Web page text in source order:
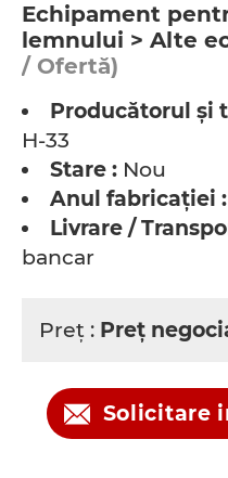
Echipament
lemnului > Alte
/ Ofertă)
Producătorul şi
H-33
Stare : Nou
Anul fabricaţiei :
Livrare /
bancar
Preţ : Preţ
Solicitare